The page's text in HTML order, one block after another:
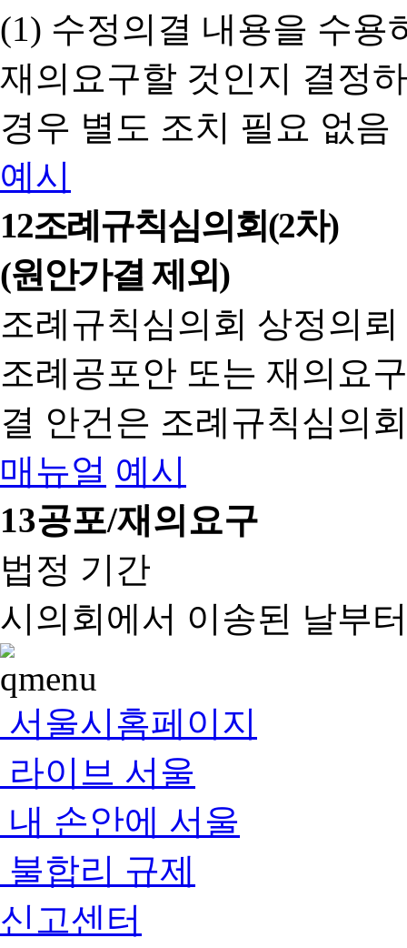
(1) 수정의결 내용을 수용
재의요구할 것인지 결정
경우 별도 조치 필요 없음
예시
12조례규칙심의회(2차)
(원안가결 제외)
조례규칙심의회 상정의
조례공포안 또는 재의요
결 안건은 조례규칙심의
매뉴얼 예시
13공포/재의요구
법정 기간
시의회에서 이송된 날부
서울시홈페이지
라이브 서울
내 손안에 서울
불합리 규제
신고센터